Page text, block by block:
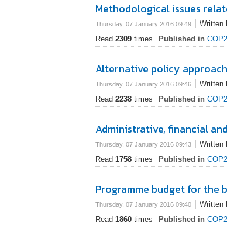
Methodological issues
Thursday, 07 January 2016 09:49 Written
Read 2309 times Published in
Alternative policy
Thursday, 07 January 2016 09:46 Written
Read 2238 times Published in
Administrative, financial
Thursday, 07 January 2016 09:43 Written
Read 1758 times Published in
Programme budget for the
Thursday, 07 January 2016 09:40 Written
Read 1860 times Published in